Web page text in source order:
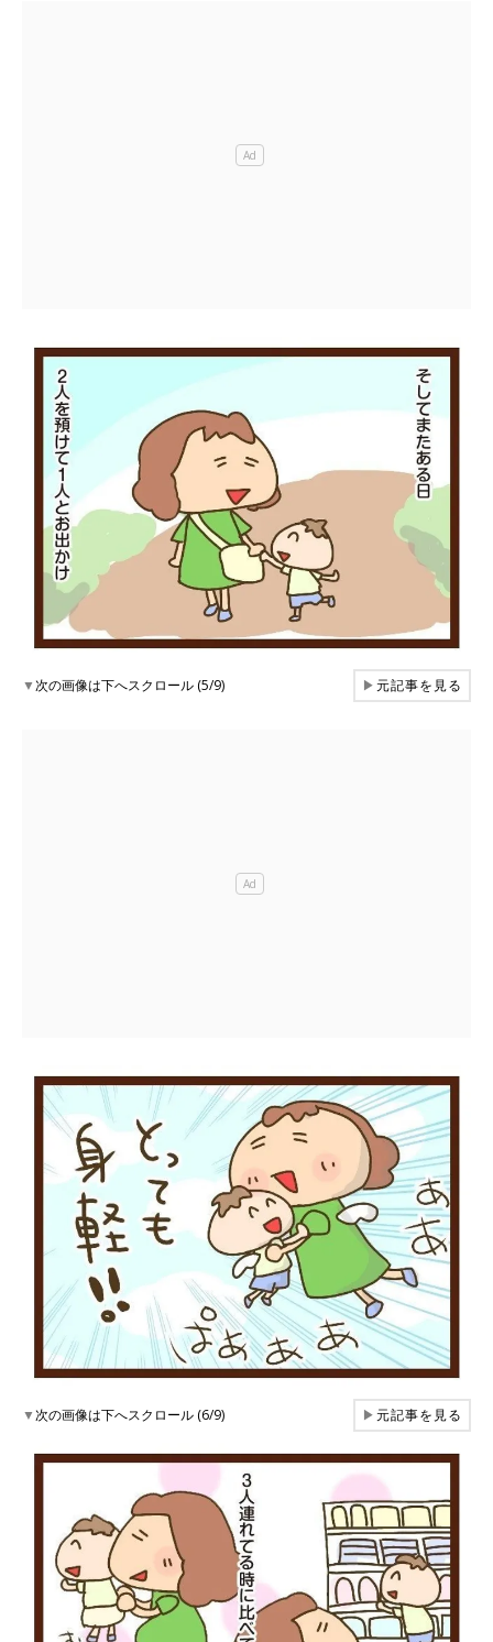
▼次の画像は下へスクロール (5/9) ▶元記事を見る
▼次の画像は下へスクロール (6/9) ▶元記事を見る